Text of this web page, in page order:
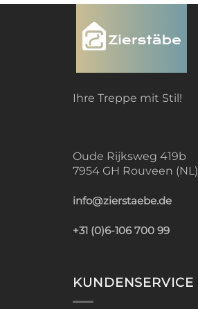
Ihre Treppe mit Stil!
Oude Rijksweg 419b
7954 GH Rouveen (NL)
info@zierstaebe.de
+31 (0)6-106 700 99
KUNDENSERVICE